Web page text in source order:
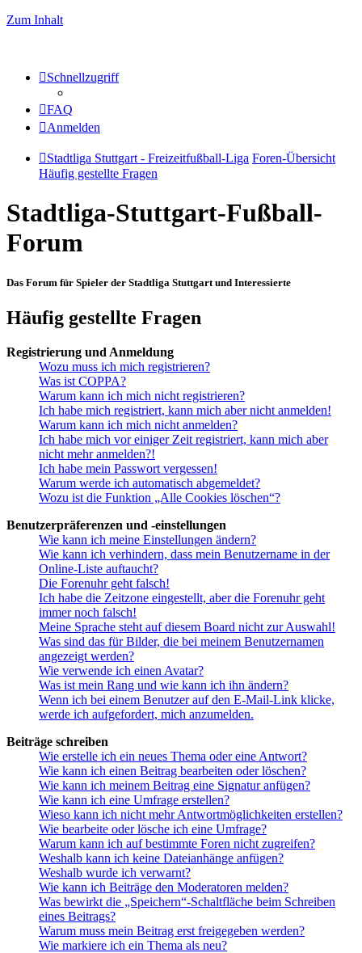
Zum Inhalt
Schnellzugriff
FAQ
Anmelden
Stadtliga Stuttgart - Freizeitfußball-Liga Foren-Übersicht
Häufig gestellte Fragen
Stadtliga-Stuttgart-Fußball-
Forum
Das Forum für Spieler der Stadtliga Stuttgart und Interessierte
Häufig gestellte Fragen
Registrierung und Anmeldung
Wozu muss ich mich registrieren?
Was ist COPPA?
Warum kann ich mich nicht registrieren?
Ich habe mich registriert, kann mich aber nicht anmelden!
Warum kann ich mich nicht anmelden?
Ich habe mich vor einiger Zeit registriert, kann mich aber
nicht mehr anmelden?!
Ich habe mein Passwort vergessen!
Warum werde ich automatisch abgemeldet?
Wozu ist die Funktion „Alle Cookies löschen“?
Benutzerpräferenzen und -einstellungen
Wie kann ich meine Einstellungen ändern?
Wie kann ich verhindern, dass mein Benutzername in der
Online-Liste auftaucht?
Die Forenuhr geht falsch!
Ich habe die Zeitzone eingestellt, aber die Forenuhr geht
immer noch falsch!
Meine Sprache steht auf diesem Board nicht zur Auswahl!
Was sind das für Bilder, die bei meinem Benutzernamen
angezeigt werden?
Wie verwende ich einen Avatar?
Was ist mein Rang und wie kann ich ihn ändern?
Wenn ich bei einem Benutzer auf den E-Mail-Link klicke,
werde ich aufgefordert, mich anzumelden.
Beiträge schreiben
Wie erstelle ich ein neues Thema oder eine Antwort?
Wie kann ich einen Beitrag bearbeiten oder löschen?
Wie kann ich meinem Beitrag eine Signatur anfügen?
Wie kann ich eine Umfrage erstellen?
Wieso kann ich nicht mehr Antwortmöglichkeiten erstellen?
Wie bearbeite oder lösche ich eine Umfrage?
Warum kann ich auf bestimmte Foren nicht zugreifen?
Weshalb kann ich keine Dateianhänge anfügen?
Weshalb wurde ich verwarnt?
Wie kann ich Beiträge den Moderatoren melden?
Was bewirkt die „Speichern“-Schaltfläche beim Schreiben
eines Beitrags?
Warum muss mein Beitrag erst freigegeben werden?
Wie markiere ich ein Thema als neu?